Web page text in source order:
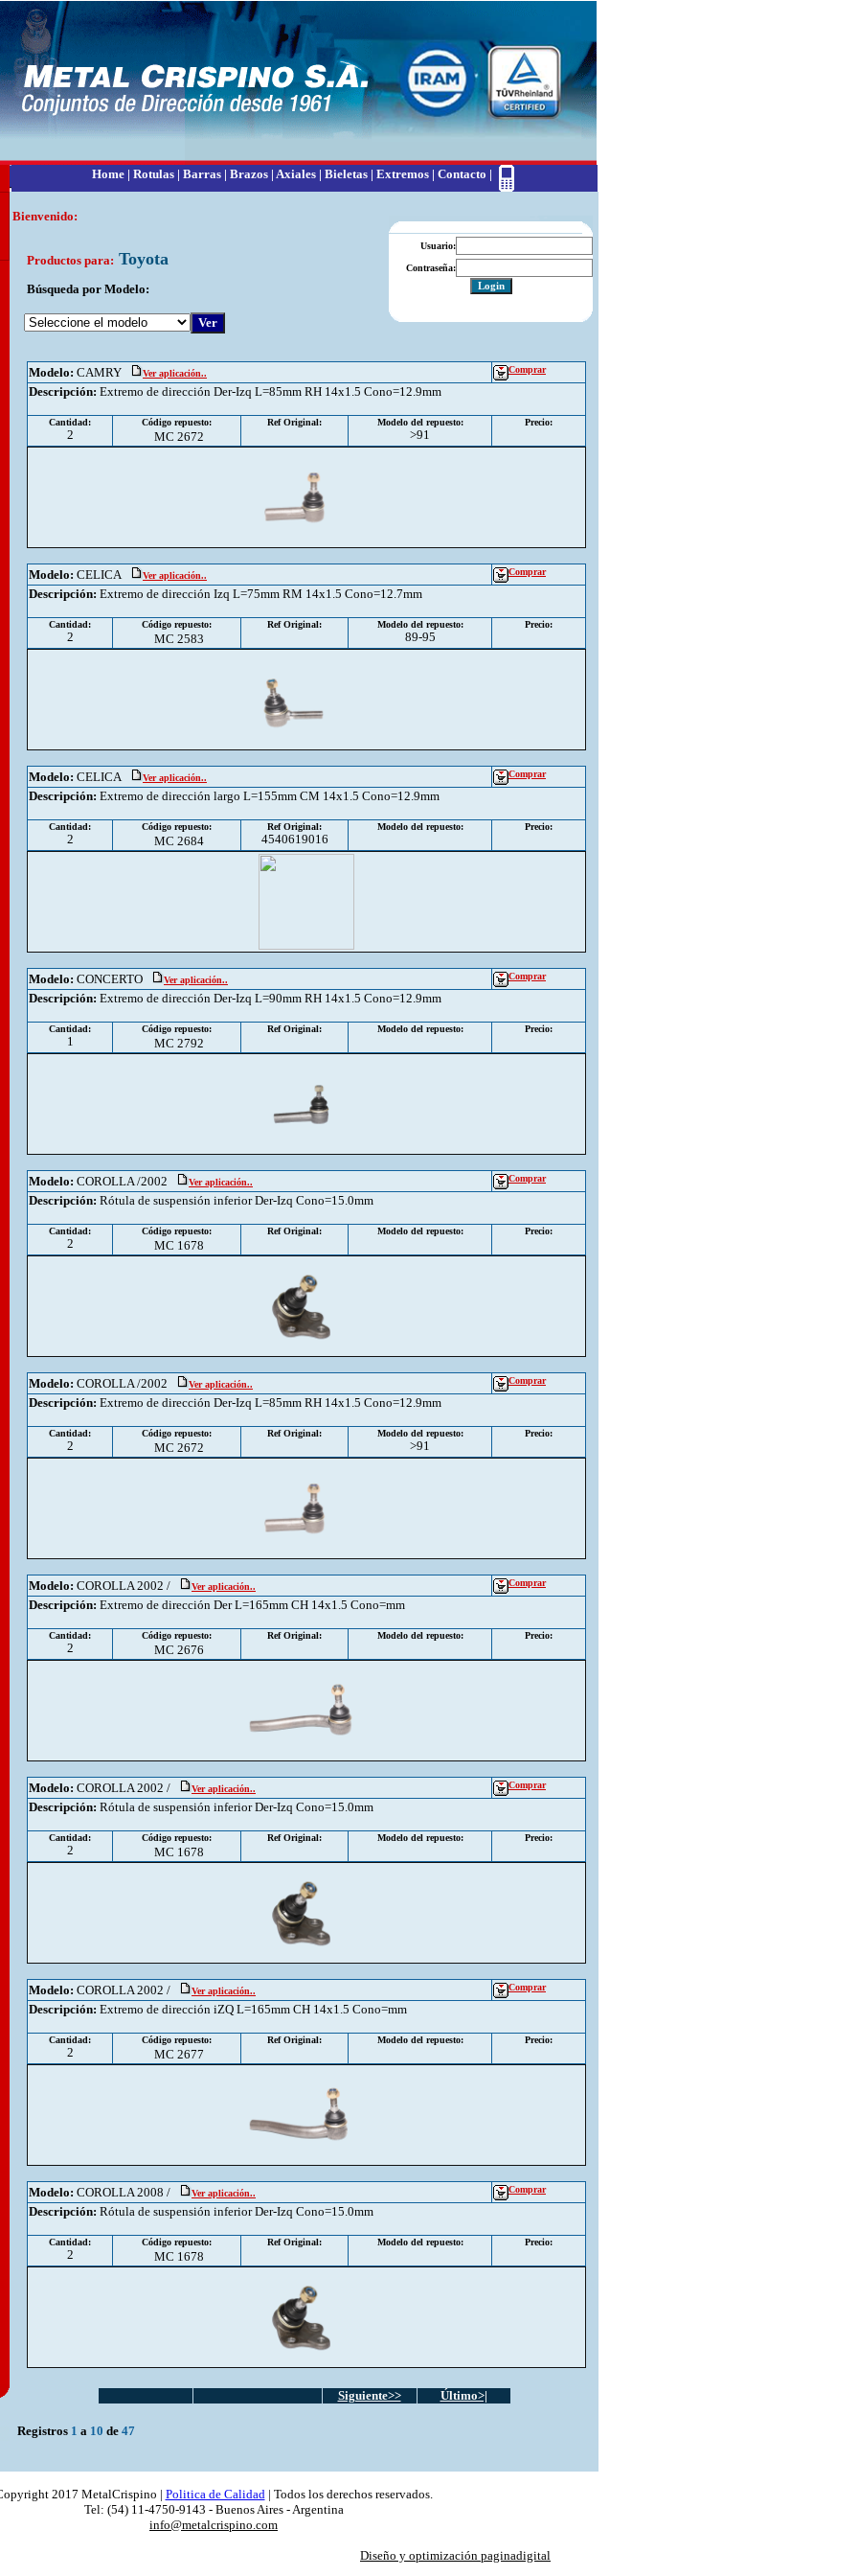
Home| Rotulas| Barras| Brazos| Axiales| Bieletas| Extremos| Contacto |
Bienvenido:
Productos para: Toyota
Búsqueda por Modelo:
Usuario:
Contraseña:
Modelo: CAMRY Ver aplicación.. Comprar
Descripción: Extremo de dirección Der-Izq L=85mm RH 14x1.5 Cono=12.9mm
Cantidad:
2
Código repuesto:
MC 2672
Ref Original: Modelo del repuesto:
>91
Precio:
Modelo: CELICA Ver aplicación.. Comprar
Descripción: Extremo de dirección Izq L=75mm RM 14x1.5 Cono=12.7mm
Cantidad:
2
Código repuesto:
MC 2583
Ref Original: Modelo del repuesto:
89-95
Precio:
Modelo: CELICA Ver aplicación.. Comprar
Descripción: Extremo de dirección largo L=155mm CM 14x1.5 Cono=12.9mm
Cantidad:
2
Código repuesto:
MC 2684
Ref Original:
4540619016
Modelo del repuesto: Precio:
Modelo: CONCERTO Ver aplicación.. Comprar
Descripción: Extremo de dirección Der-Izq L=90mm RH 14x1.5 Cono=12.9mm
Cantidad:
1
Código repuesto:
MC 2792
Ref Original: Modelo del repuesto: Precio:
Modelo: COROLLA /2002 Ver aplicación.. Comprar
Descripción: Rótula de suspensión inferior Der-Izq Cono=15.0mm
Cantidad:
2
Código repuesto:
MC 1678
Ref Original: Modelo del repuesto: Precio:
Modelo: COROLLA /2002 Ver aplicación.. Comprar
Descripción: Extremo de dirección Der-Izq L=85mm RH 14x1.5 Cono=12.9mm
Cantidad:
2
Código repuesto:
MC 2672
Ref Original: Modelo del repuesto:
>91
Precio:
Modelo: COROLLA 2002 / Ver aplicación.. Comprar
Descripción: Extremo de dirección Der L=165mm CH 14x1.5 Cono=mm
Cantidad:
2
Código repuesto:
MC 2676
Ref Original: Modelo del repuesto: Precio:
Modelo: COROLLA 2002 / Ver aplicación.. Comprar
Descripción: Rótula de suspensión inferior Der-Izq Cono=15.0mm
Cantidad:
2
Código repuesto:
MC 1678
Ref Original: Modelo del repuesto: Precio:
Modelo: COROLLA 2002 / Ver aplicación.. Comprar
Descripción: Extremo de dirección iZQ L=165mm CH 14x1.5 Cono=mm
Cantidad:
2
Código repuesto:
MC 2677
Ref Original: Modelo del repuesto: Precio:
Modelo: COROLLA 2008 / Ver aplicación.. Comprar
Descripción: Rótula de suspensión inferior Der-Izq Cono=15.0mm
Cantidad:
2
Código repuesto:
MC 1678
Ref Original: Modelo del repuesto: Precio:
Siguiente>> Último>|
Registros 1 a 10 de 47
2017 MetalCrispino | Politica de Calidad| Todos los derechos reservados.
Tel: (54) 11-4750-9143 - Buenos Aires - Argentina
info@metalcrispino.com
Diseño y optimización paginadigital